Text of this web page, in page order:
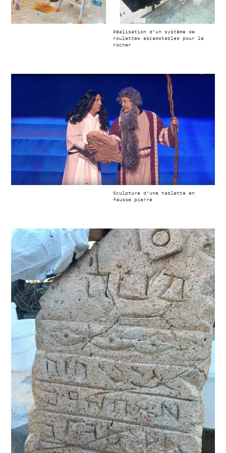
Réalisation d’un système de
roulettes escamotables pour le
rocher
Sculpture d’une tablette en
fausse pierre